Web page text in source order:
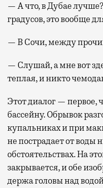
— А что, в Дубае
градусов, это вообще
— В Сочи, между
— Слушай, а мне вот
теплая, и никто
Этот диалог — первое,
бассейну. Обрывок
купальниках и при
не пострадает от воды
обстоятельствах. На
закрывается, и обе
держа головы над